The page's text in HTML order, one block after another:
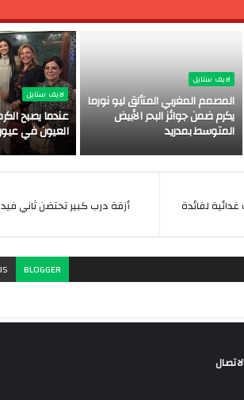
لايف ستايل
المصمم المغربي المتألق ليو نورما
يكرم ضمن جوائز البحر الأبيض
المتوسط بمدريد
لايف ستايل
عندما يصبح
العيون في
أزقة درب كبير تحتضن ثاني
لفائدة
BLOGGER